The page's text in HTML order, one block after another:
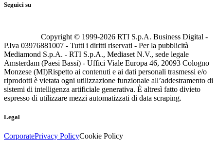
Seguici su
Copyright © 1999-2026 RTI S.p.A. Business Digital -
P.Iva 03976881007 - Tutti i diritti riservati - Per la pubblicità
Mediamond S.p.A. - RTI S.p.A., Mediaset N.V., sede legale
Amsterdam (Paesi Bassi) - Uffici Viale Europa 46, 20093 Cologno
Monzese (MI)Rispetto ai contenuti e ai dati personali trasmessi e/o
riprodotti è vietata ogni utilizzazione funzionale all’addestramento di
sistemi di intelligenza artificiale generativa. È altresì fatto divieto
espresso di utilizzare mezzi automatizzati di data scraping.
Legal
CorporatePrivacy PolicyCookie Policy